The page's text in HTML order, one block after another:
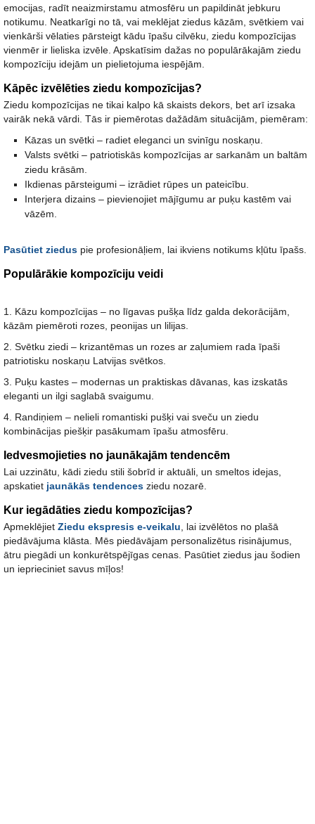
emocijas, radīt neaizmirstamu atmosfēru un papildināt jebkuru
notikumu. Neatkarīgi no tā, vai meklējat ziedus kāzām, svētkiem vai
vienkārši vēlaties pārsteigt kādu īpašu cilvēku, ziedu kompozīcijas
vienmēr ir lieliska izvēle. Apskatīsim dažas no populārākajām ziedu
kompozīciju idejām un pielietojuma iespējām.
Kāpēc izvēlēties ziedu kompozīcijas?
Ziedu kompozīcijas ne tikai kalpo kā skaists dekors, bet arī izsaka
vairāk nekā vārdi. Tās ir piemērotas dažādām situācijām, piemēram:
Kāzas un svētki – radiet eleganci un svinīgu noskaņu.
Valsts svētki – patriotiskās kompozīcijas ar sarkanām un baltām
ziedu krāsām.
Ikdienas pārsteigumi – izrādiet rūpes un pateicību.
Interjera dizains – pievienojiet mājīgumu ar puķu kastēm vai
vāzēm.
Pasūtiet ziedus pie profesionāļiem, lai ikviens notikums kļūtu īpašs.
Populārākie kompozīciju veidi
1. Kāzu kompozīcijas – no līgavas pušķa līdz galda dekorācijām,
kāzām piemēroti rozes, peonijas un lilijas.
2. Svētku ziedi – krizantēmas un rozes ar zaļumiem rada īpaši
patriotisku noskaņu Latvijas svētkos.
3. Puķu kastes – modernas un praktiskas dāvanas, kas izskatās
eleganti un ilgi saglabā svaigumu.
4. Randiņiem – nelieli romantiski pušķi vai sveču un ziedu
kombinācijas piešķir pasākumam īpašu atmosfēru.
Iedvesmojieties no jaunākajām tendencēm
Lai uzzinātu, kādi ziedu stili šobrīd ir aktuāli, un smeltos idejas,
apskatiet jaunākās tendences ziedu nozarē.
Kur iegādāties ziedu kompozīcijas?
Apmeklējiet Ziedu ekspresis e-veikalu , lai izvēlētos no plašā
piedāvājuma klāsta. Mēs piedāvājam personalizētus risinājumus,
ātru piegādi un konkurētspējīgas cenas. Pasūtiet ziedus jau šodien
un ieprieciniet savus mīļos!